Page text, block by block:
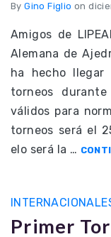
ByGino Figlio on
Amigos de
Alemana de
ha hecho llegar
torneos
válidos para
torneos será el
elo será la …
Primer